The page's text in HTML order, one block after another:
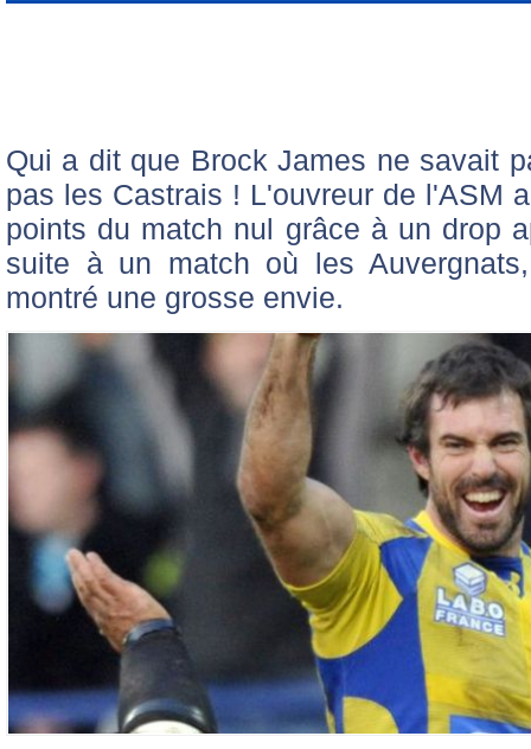
Qui a dit que Brock James ne savait
pas les Castrais ! L'ouvreur de l'ASM
points du match nul grâce à un drop
suite à un match où les
montré une grosse envie.